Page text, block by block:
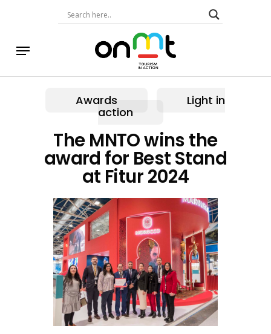
Menu
Awards
Light in
action
The MNTO wins the
award for Best Stand
at Fitur 2024